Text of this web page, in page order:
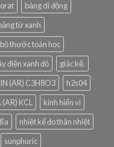
bảng di động
từ xanh
bộ thước toán học
điện xanh đỏ
giác kế.
(AR) C3H8O3
h2s04
(AR) KCL
kính hiển vi
nhiệt kế đo thân nhiệt
sunphuric